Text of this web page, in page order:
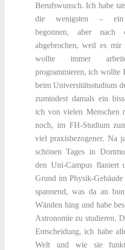
Berufswunsch. Ich habe
die wenigsten – ein
begonnen, aber nach
abgebrochen, weil es
wollte immer
programmieren, ich wollte
beim Universitätsstudium
zumindest damals ein
ich von vielen Menschen
noch, im FH-Studium
viel praxisbezogener. Na
schönen Tages in
den Uni-Campus flaniert
Grund im Physik-
spannend, was da an
Wänden hing und habe
Astronomie zu studieren.
Entscheidung, ich habe
Welt und wie sie